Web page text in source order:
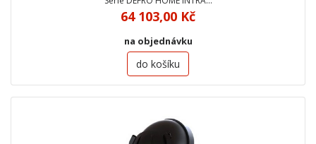
64 103,00 Kč
na objednávku
do košíku